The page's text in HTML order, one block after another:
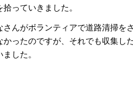
っていきました。
んがボランティアで道路清掃を
かったのですが、それでも収集し
した。